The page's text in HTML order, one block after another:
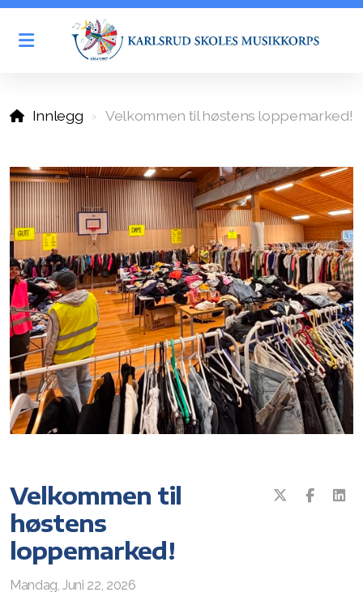
Innlegg Velkommen til høstens loppemarked!
Velkommen til
høstens
loppemarked!
Mandag, Juni 22, 2026
Styret
Spond - aktivitetskalender
Kalender
Øvinger og samspill
Konserter
Repertoar og noter
Instrumentinformasjon
Uniform
Medaljer og stjerner
Ressursgrupper